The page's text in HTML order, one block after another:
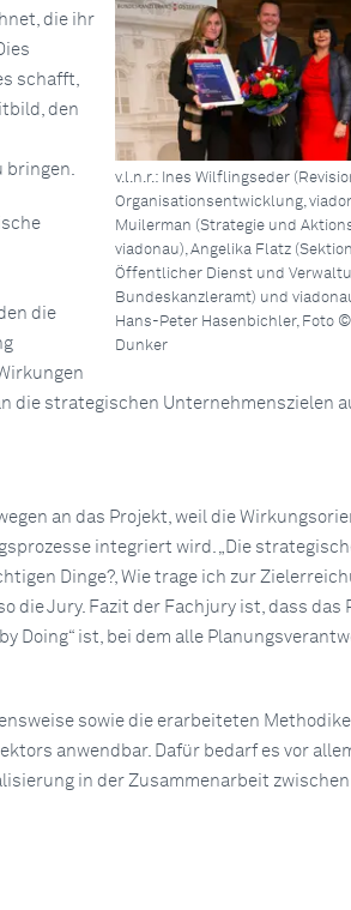
v.l.n.r.: Ines Wilflingseder
Organisationsentwicklung,
Muilerman (Strategie und
viadonau), Angelika Flatz
Öffentlicher Dienst und
Bundeskanzleramt) und
Hans-Peter Hasenbichler, Foto
Dunker
die ihr
schafft,
den
bringen.
die
die strategischen Unternehmenszielen
an das Projekt, weil die
integriert wird. „Die
Dinge?, Wie trage ich zur
die Jury. Fazit der Fachjury ist, dass das
Doing“ ist, bei dem alle
sowie die erarbeiteten
anwendbar. Dafür bedarf es vor
in der Zusammenarbeit